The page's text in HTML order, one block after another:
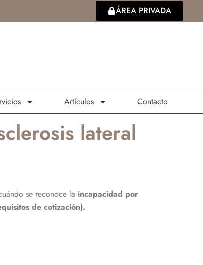
ÁREA PRIVADA
Artículos Contacto
lateral
se reconoce la incapacidad por
de cotización).